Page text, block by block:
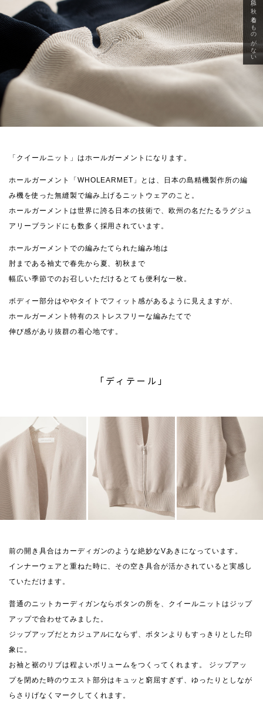
「クイールニット」はホールガーメントになります。
ホールガーメント「WHOLEARMET」とは、日本の島精機製作所の編
み機を使った無縫製で編み上げるニットウェアのこと。
ホールガーメントは世界に誇る日本の技術で、欧州の名だたるラグジュ
アリーブランドにも数多く採用されています。
ホールガーメントでの編みたてられた編み地は
肘まである袖丈で春先から夏、初秋まで
幅広い季節でのお召しいただけるとても便利な一枚。
ボディー部分はややタイトでフィット感があるように見えますが、
ホールガーメント特有のストレスフリーな編みたてで
伸び感があり抜群の着心地です。
「ディテール」
前の開き具合はカーディガンのような絶妙なVあきになっています。
インナーウェアと重ねた時に、その空き具合が活かされていると実感し
ていただけます。
普通のニットカーディガンならボタンの所を、クイールニットはジップ
アップで合わせてみました。
ジップアップだとカジュアルにならず、ボタンよりもすっきりとした印
象に。
お袖と裾のリブは程よいボリュームをつくってくれます。 ジップアッ
プを閉めた時のウエスト部分はキュッと窮屈すぎず、ゆったりとしなが
らさりげなくマークしてくれます。
急に秋、着るものがない